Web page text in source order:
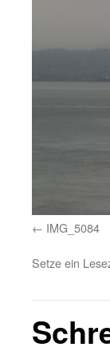
IMG_5084
Setze ein